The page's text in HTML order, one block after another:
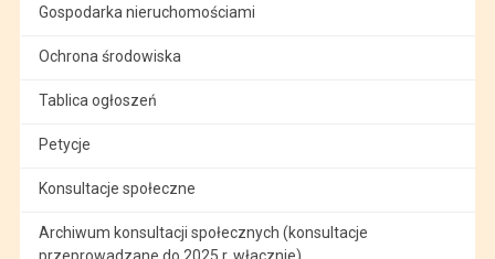
Gospodarka nieruchomościami
Ochrona środowiska
Tablica ogłoszeń
Petycje
Konsultacje społeczne
Archiwum konsultacji społecznych (konsultacje